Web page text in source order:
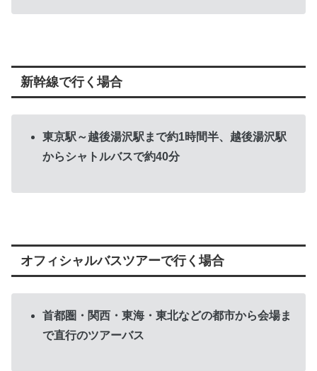
新幹線で行く場合
東京駅～越後湯沢駅まで約1時間半、越後湯沢駅
からシャトルバスで約40分
オフィシャルバスツアーで行く場合
首都圏・関西・東海・東北などの都市から会場ま
で直行のツアーバス